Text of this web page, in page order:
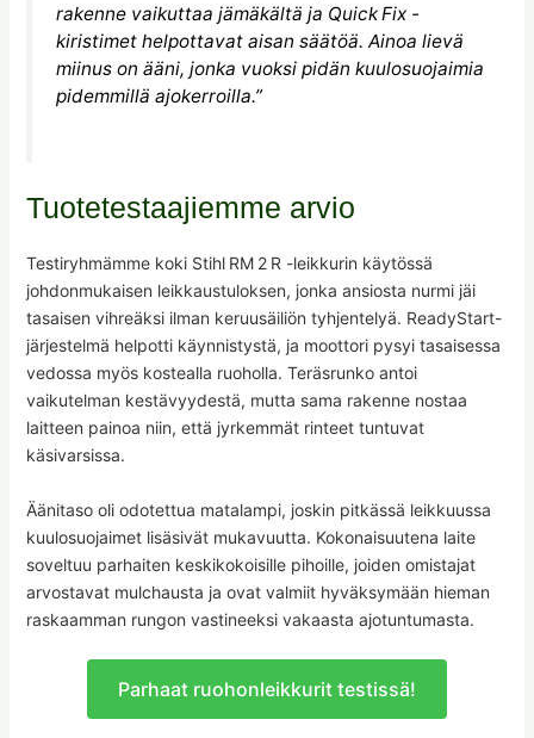
rakenne vaikuttaa jämäkältä ja Quick Fix -
kiristimet helpottavat aisan säätöä. Ainoa lievä
miinus on ääni, jonka vuoksi pidän kuulosuojaimia
pidemmillä ajokerroilla.”
Tuotetestaajiemme arvio
Testiryhmämme koki Stihl RM 2 R -leikkurin käytössä
johdonmukaisen leikkaustuloksen, jonka ansiosta nurmi jäi
tasaisen vihreäksi ilman keruusäiliön tyhjentelyä. ReadyStart-
järjestelmä helpotti käynnistystä, ja moottori pysyi tasaisessa
vedossa myös kostealla ruoholla. Teräsrunko antoi
vaikutelman kestävyydestä, mutta sama rakenne nostaa
laitteen painoa niin, että jyrkemmät rinteet tuntuvat
käsivarsissa.
Äänitaso oli odotettua matalampi, joskin pitkässä leikkuussa
kuulosuojaimet lisäsivät mukavuutta. Kokonaisuutena laite
soveltuu parhaiten keskikokoisille pihoille, joiden omistajat
arvostavat mulchausta ja ovat valmiit hyväksymään hieman
raskaamman rungon vastineeksi vakaasta ajotuntumasta.
Parhaat ruohonleikkurit testissä!